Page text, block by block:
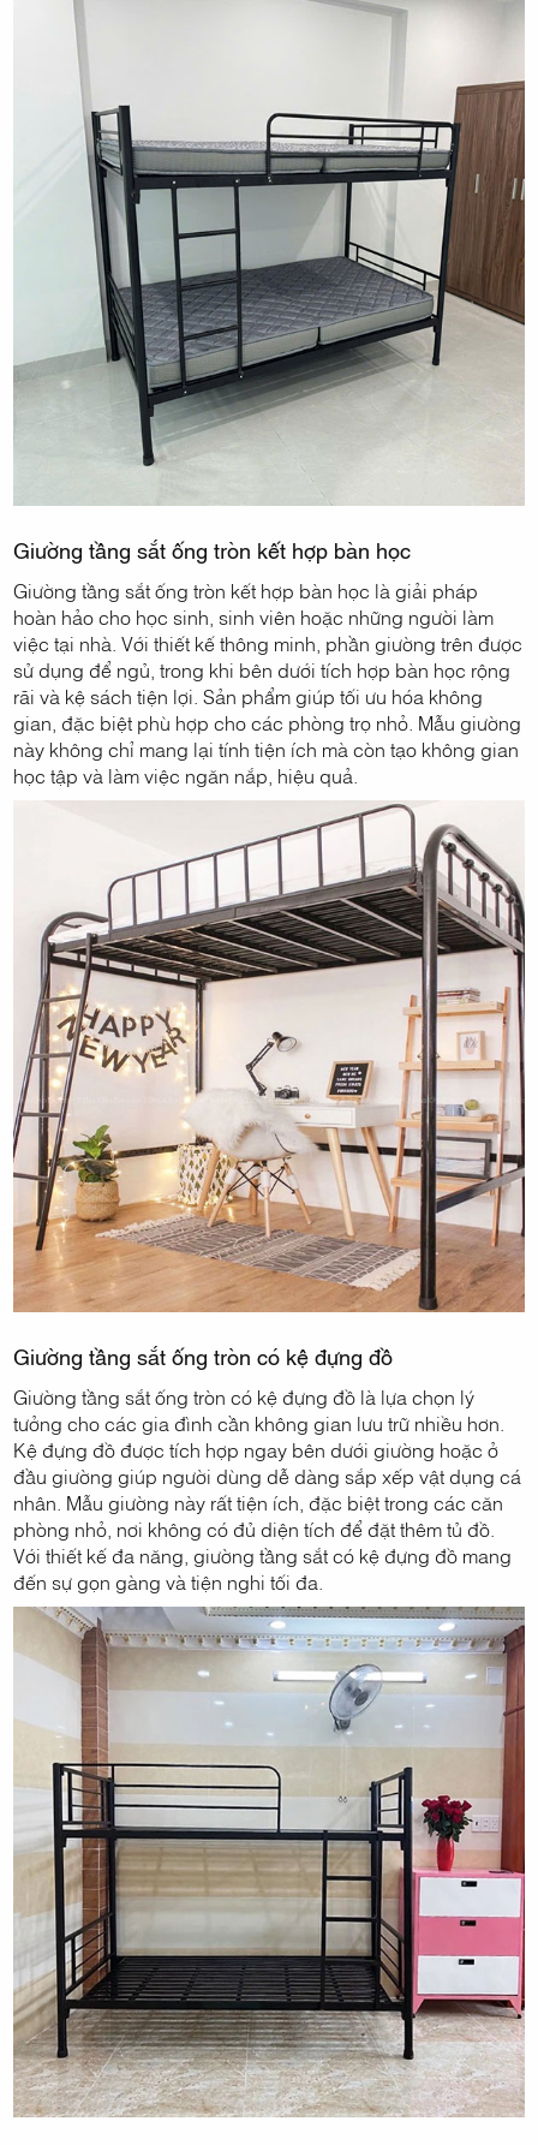
Giường tầng sắt ống tròn kết hợp bàn học
Giường tầng sắt ống tròn kết hợp bàn học là giải pháp
hoàn hảo cho học sinh, sinh viên hoặc những người làm
việc tại nhà. Với thiết kế thông minh, phần giường trên được
sử dụng để ngủ, trong khi bên dưới tích hợp bàn học rộng
rãi và kệ sách tiện lợi. Sản phẩm giúp tối ưu hóa không
gian, đặc biệt phù hợp cho các phòng trọ nhỏ. Mẫu giường
này không chỉ mang lại tính tiện ích mà còn tạo không gian
học tập và làm việc ngăn nắp, hiệu quả.
Giường tầng sắt ống tròn có kệ đựng đồ
Giường tầng sắt ống tròn có kệ đựng đồ là lựa chọn lý
tưởng cho các gia đình cần không gian lưu trữ nhiều hơn.
Kệ đựng đồ được tích hợp ngay bên dưới giường hoặc ở
đầu giường giúp người dùng dễ dàng sắp xếp vật dụng cá
nhân. Mẫu giường này rất tiện ích, đặc biệt trong các căn
phòng nhỏ, nơi không có đủ diện tích để đặt thêm tủ đồ.
Với thiết kế đa năng, giường tầng sắt có kệ đựng đồ mang
đến sự gọn gàng và tiện nghi tối đa.